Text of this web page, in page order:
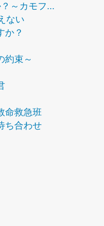
～カモフ...
ない
か？
約束～
命救急班
ち合わせ